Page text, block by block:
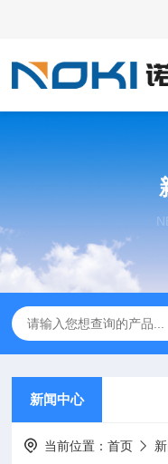
新闻中心
当前位置：首页